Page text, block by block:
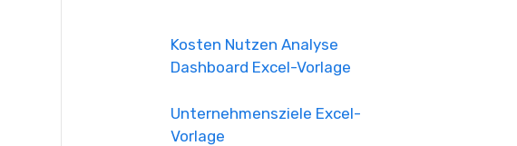
Kosten Nutzen Analyse
Dashboard Excel-Vorlage
Unternehmensziele Excel-
Vorlage